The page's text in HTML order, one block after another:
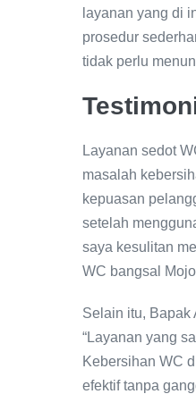
layanan yang di
prosedur
tidak perlu
Layanan sedot
masalah
kepuasan
setelah
saya kesulitan
WC bangsal
Selain itu, Bapak
“Layanan yang
Kebersihan WC
efektif tanpa